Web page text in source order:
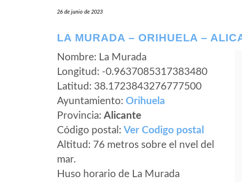
26 de junio de 2023
LA MURADA – ORIHUELA –
Nombre: La Murada
Longitud: -0.9637085317383480
Latitud: 38.1723843276777500
Ayuntamiento: Orihuela
Provincia: Alicante
Código postal: Ver Codigo postal
Altitud: 76 metros sobre el nvel del
mar.
Huso horario de La Murada